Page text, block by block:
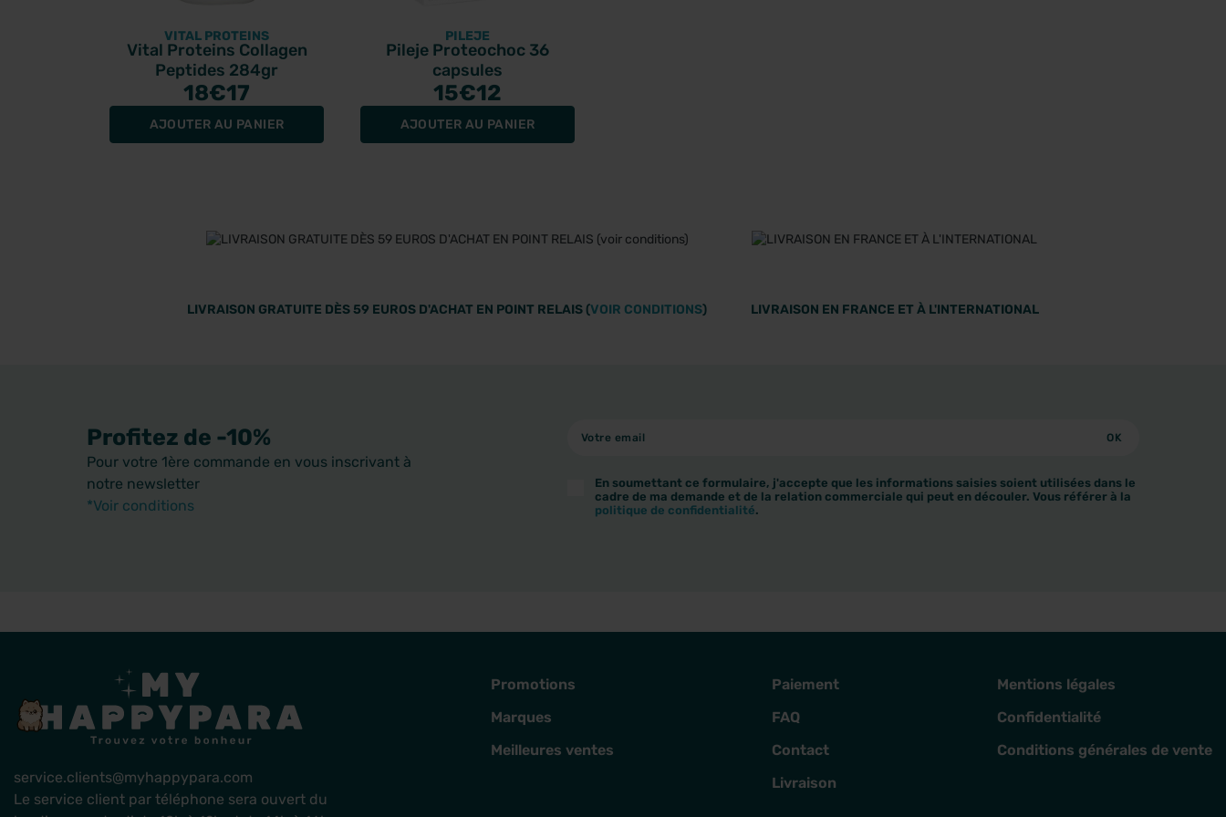
VITAL PROTEINS
Vital Proteins Collagen
Peptides 284gr
18€17
AJOUTER AU PANIER
PILEJE
Pileje Proteochoc 36
capsules
15€12
AJOUTER AU PANIER
LIVRAISON GRATUITE DÈS 59 EUROS D'ACHAT EN POINT RELAIS (VOIR CONDITIONS) LIVRAISON EN FRANCE ET À L'INTERNATIONAL
Profitez de -10%
Pour votre 1ère commande en vous inscrivant à
notre newsletter
*Voir conditions
En soumettant ce formulaire, j'accepte que les informations saisies soient utilisées dans le
cadre de ma demande et de la relation commerciale qui peut en découler. Vous référer à la
politique de confidentialité.
service.clients@myhappypara.com
Le service client par téléphone sera ouvert du
Promotions
Marques
Meilleures ventes
Paiement
FAQ
Contact
Livraison
Mentions légales
Confidentialité
Conditions générales de vente